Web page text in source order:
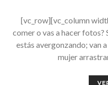
[vc_row][vc_column
comer o vas a hacer fotos?
estás avergonzando; van
mujer